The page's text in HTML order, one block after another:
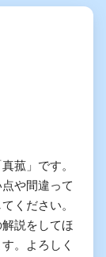
菰」です。
や間違って
ください。
説をしてほ
。よろしく